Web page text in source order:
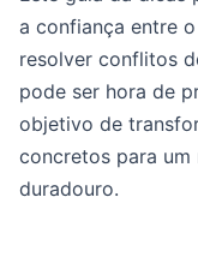
a confiança entre
resolver conflitos
pode ser hora de
objetivo de
concretos para um
duradouro.